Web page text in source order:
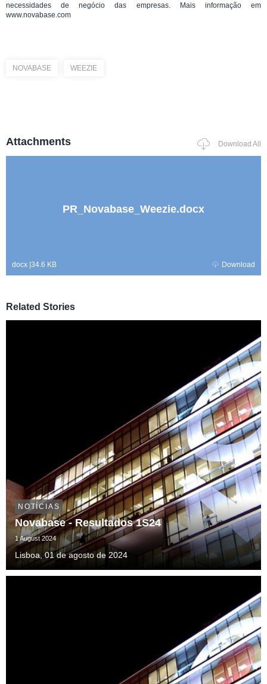
necessidades de negócio das empresas. Mais informação em
www.novabase.com
NOVABASE WEEZIE
Attachments Download All
PR_Novabase_Weezie.docx
docx |34.6 KB Download
Related Stories
NOTÍCIAS
Novabase - Resultados 1S24
1 August 2024
Lisboa, 01 de agosto de 2024